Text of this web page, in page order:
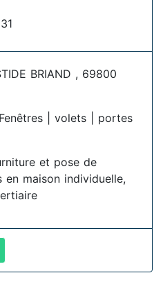
BRIAND , 69800
Fenêtres | volets | portes
et pose de
en maison individuelle,